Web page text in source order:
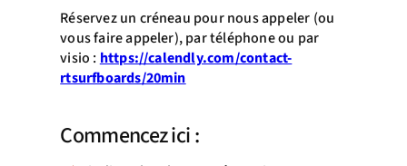
Réservez un créneau pour nous appeler (ou
vous faire appeler), par téléphone ou par
visio : https://calendly.com/contact-
rtsurfboards/20min
Commencez ici :